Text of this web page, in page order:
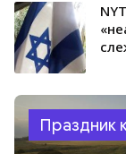
Праздник